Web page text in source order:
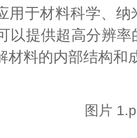
用于材料科学、
以提供超高分辨
材料的内部结构和